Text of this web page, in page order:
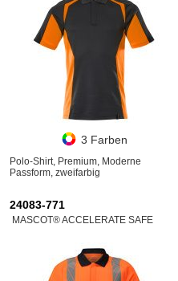
3 Farben
Polo-Shirt, Premium, Moderne
Passform, zweifarbig
24083-771
MASCOT® ACCELERATE SAFE